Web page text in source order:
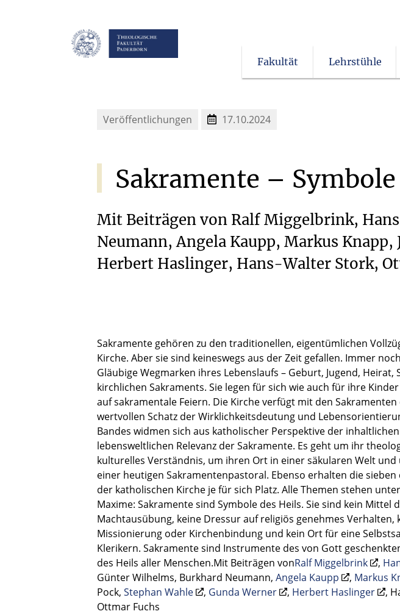
Fakultät Lehrstühle
Veröffentlichungen 17.10.2024
Sakramente – Symbole
Mit Beiträgen von Ralf Miggelbrink,
Neumann, Angela Kaupp, Markus
Herbert Haslinger, Hans-Walter Stork,
Sakramente gehören zu den traditionellen, eigentümlichen
Kirche. Aber sie sind keineswegs aus der Zeit gefallen. Immer
Gläubige Wegmarken ihres Lebenslaufs – Geburt, Jugend, Heirat,
kirchlichen Sakraments. Sie legen für sich wie auch für ihre
auf sakramentale Feiern. Die Kirche verfügt mit den
wertvollen Schatz der Wirklichkeitsdeutung und
Bandes widmen sich aus katholischer Perspektive der
lebensweltlichen Relevanz der Sakramente. Es geht um ihr
kulturelles Verständnis, um ihren Ort in einer säkularen Welt
einer heutigen Sakramentenpastoral. Ebenso erhalten die sieben
der katholischen Kirche je für sich Platz. Alle Themen stehen
Maxime: Sakramente sind Symbole des Heils. Sie sind kein Mittel
Machtausübung, keine Dressur auf religiös genehmes Verhalten,
Missionierung oder Kirchenbindung und kein Ort für eine
Klerikern. Sakramente sind Instrumente des von Gott
des Heils aller Menschen.Mit Beiträgen vonRalf Miggelbrink ,
Günter Wilhelms, Burkhard Neumann, Angela Kaupp , Markus
Pock, Stephan Wahle , Gunda Werner , Herbert Haslinger
,
Ottmar Fuchs